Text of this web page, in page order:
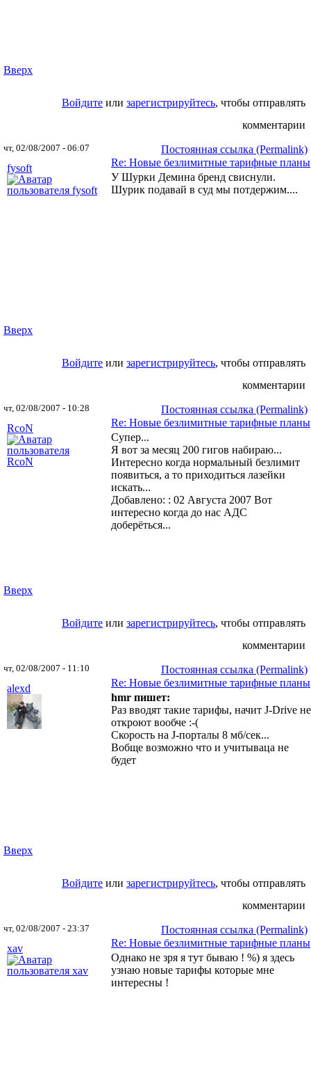
Вверх
Войдите или зарегистрируйтесь, чтобы отправлять
комментарии
чт, 02/08/2007 - 06:07
Постоянная ссылка (Permalink)
fysoft
Re: Новые безлимитные тарифные планы
У Шурки Демина бренд свиснули.
Шурик подавай в суд мы потдержим....
Вверх
Войдите или зарегистрируйтесь, чтобы отправлять
комментарии
чт, 02/08/2007 - 10:28
Постоянная ссылка (Permalink)
RcoN
Re: Новые безлимитные тарифные планы
Супер...
Я вот за месяц 200 гигов набираю...
Интересно когда нормальный безлимит
появиться, а то приходиться лазейки
искать...
Добавлено: : 02 Августа 2007 Вот
интересно когда до нас АДС
доберёться...
Вверх
Войдите или зарегистрируйтесь, чтобы отправлять
комментарии
чт, 02/08/2007 - 11:10
Постоянная ссылка (Permalink)
alexd
Re: Новые безлимитные тарифные планы
hmr пишет:
Раз вводят такие тарифы, начит J-Drive не
откроют вообче :-(
Скорость на J-порталы 8 мб/сек...
Вобще возможно что и учитываца не
будет
Вверх
Войдите или зарегистрируйтесь, чтобы отправлять
комментарии
чт, 02/08/2007 - 23:37
Постоянная ссылка (Permalink)
xav
Re: Новые безлимитные тарифные планы
Однако не зря я тут бываю ! %) я здесь
узнаю новые тарифы которые мне
интересны !